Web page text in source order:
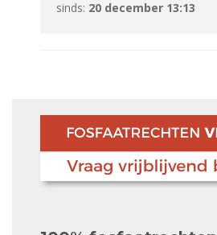
sinds: 20 december 13:13